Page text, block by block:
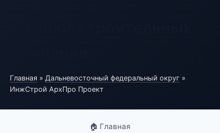
Главная » Дальневосточный федеральный округ »
ИнжСтрой АрхПро Проект
🏠 Главная